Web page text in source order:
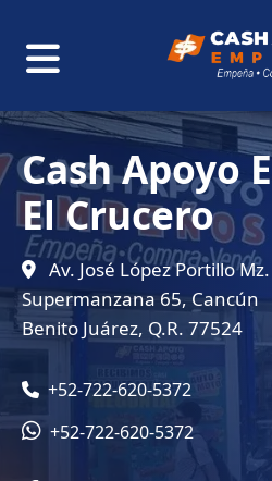
Cash Apoyo
El Crucero
Av. José López Portillo
Supermanzana 65, Cancún
Benito Juárez, Q.R. 77524
+52-722-620-5372
+52-722-620-5372